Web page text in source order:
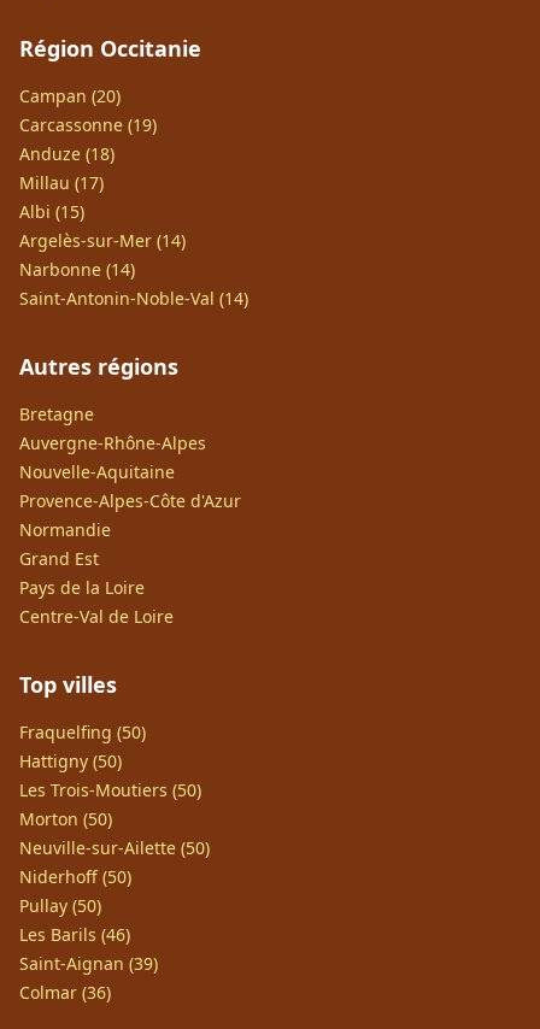
Région Occitanie
Campan (20)
Carcassonne (19)
Anduze (18)
Millau (17)
Albi (15)
Argelès-sur-Mer (14)
Narbonne (14)
Saint-Antonin-Noble-Val (14)
Autres régions
Bretagne
Auvergne-Rhône-Alpes
Nouvelle-Aquitaine
Provence-Alpes-Côte d'Azur
Normandie
Grand Est
Pays de la Loire
Centre-Val de Loire
Top villes
Fraquelfing (50)
Hattigny (50)
Les Trois-Moutiers (50)
Morton (50)
Neuville-sur-Ailette (50)
Niderhoff (50)
Pullay (50)
Les Barils (46)
Saint-Aignan (39)
Colmar (36)